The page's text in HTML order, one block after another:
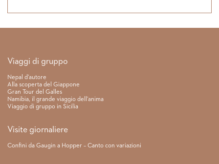
Link rapidi
Viaggi di gruppo
Nepal d’autore
Alla scoperta del Giappone
Gran Tour del Galles
Namibia, il grande viaggio dell’anima
Viaggio di gruppo in Sicilia
Visite giornaliere
Confini da Gaugin a Hopper – Canto con variazioni